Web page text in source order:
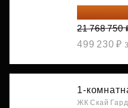
18 721
21 768 750
499 230 ₽
1-
ЖК Скай